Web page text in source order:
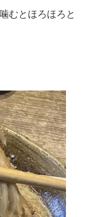
むとほろほろと